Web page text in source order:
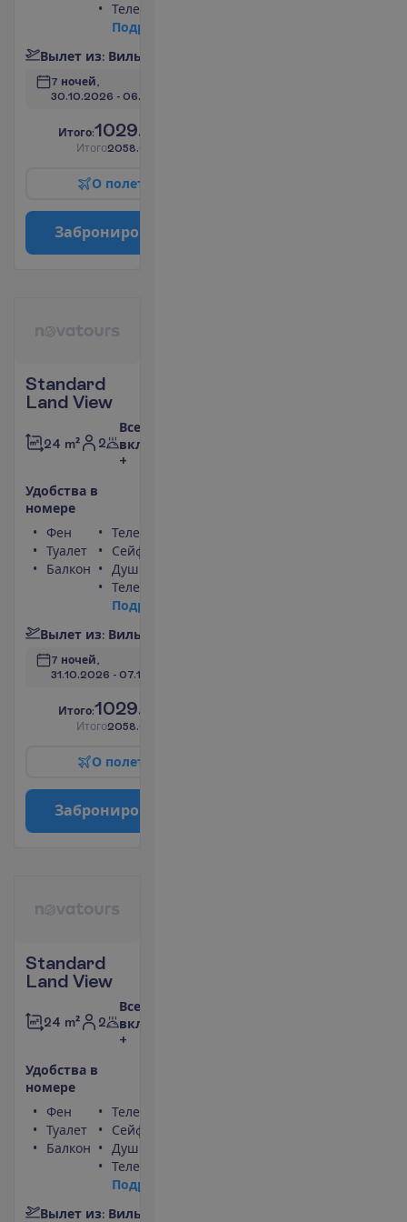
Телевизор
Подр
Вылет из: Виль
7 ночей,
30.10.2026 - 06.11.2026
Итого:1029.00
Итого2058.00
О полет
Заброниро
Standard
Land View
24 m² 2
Все
включено
+
Удобства в
номере
Фен
Туалет
Балкон
Телефон
Сейф
Душ
Телевизор
Подр
Вылет из: Виль
7 ночей,
31.10.2026 - 07.11.2026
И того:1029.00
Итого2058.00
О полет
Заброниро
Standard
Land View
24 m² 2
Все
включено
+
Удобства в
номере
Фен
Туалет
Балкон
Телефон
Сейф
Душ
Телевизор
Подр
Вылет из: Виль